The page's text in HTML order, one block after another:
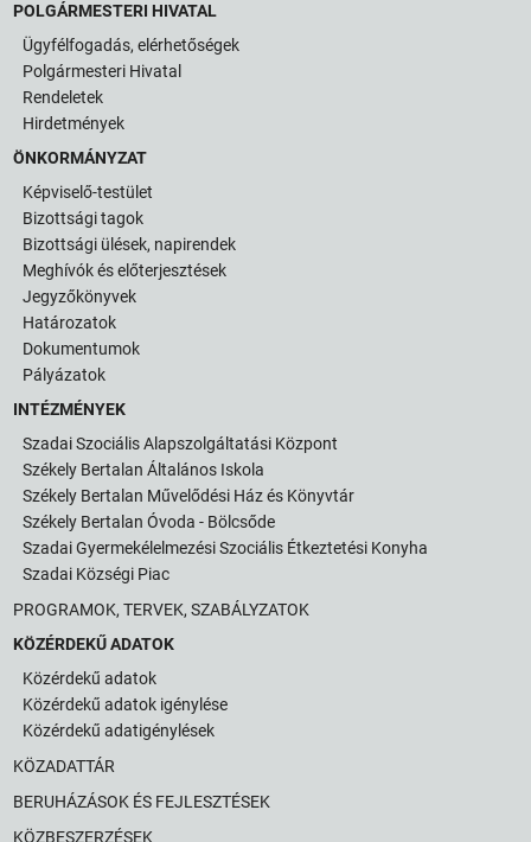
POLGÁRMESTERI HIVATAL
Ügyfélfogadás, elérhetőségek
Polgármesteri Hivatal
Rendeletek
Hirdetmények
ÖNKORMÁNYZAT
Képviselő-testület
Bizottsági tagok
Bizottsági ülések, napirendek
Meghívók és előterjesztések
Jegyzőkönyvek
Határozatok
Dokumentumok
Pályázatok
INTÉZMÉNYEK
Szadai Szociális Alapszolgáltatási Központ
Székely Bertalan Általános Iskola
Székely Bertalan Művelődési Ház és Könyvtár
Székely Bertalan Óvoda - Bölcsőde
Szadai Gyermekélelmezési Szociális Étkeztetési Konyha
Szadai Községi Piac
PROGRAMOK, TERVEK, SZABÁLYZATOK
KÖZÉRDEKŰ ADATOK
Közérdekű adatok
Közérdekű adatok igénylése
Közérdekű adatigénylések
KÖZADATTÁR
BERUHÁZÁSOK ÉS FEJLESZTÉSEK
KÖZBESZERZÉSEK